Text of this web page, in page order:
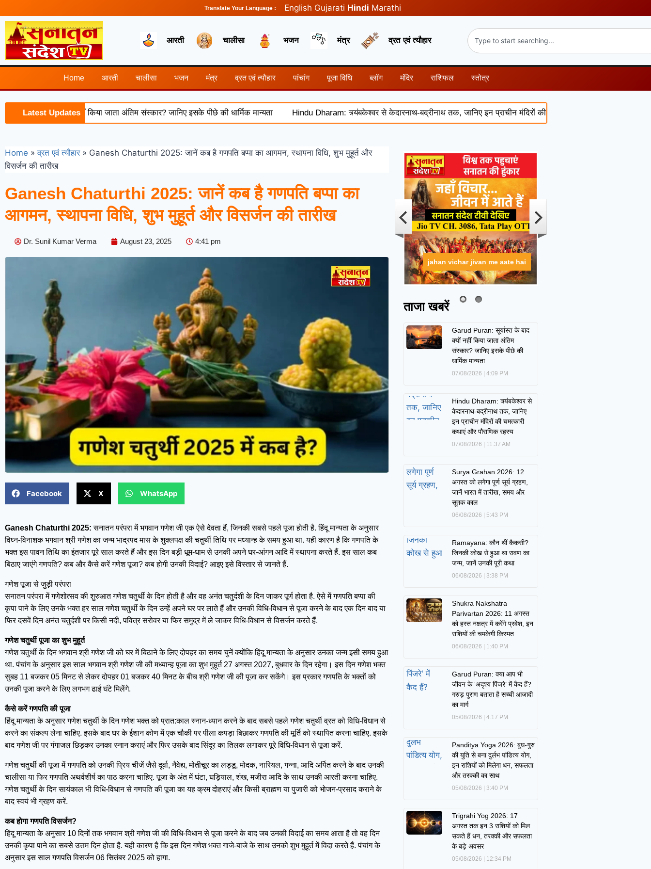
Translate Your Language : English Gujarati Hindi Marathi
आरती चालीसा भजन मंत्र व्रत एवं त्यौहार
Home आरती चालीसा भजन मंत्र व्रत एवं त्यौहार पांचांग पूजा विधि ब्लॉग मंदिर राशिफल स्तोत्र
Latest Updates
के बाद क्यों नहीं किया जाता अंतिम संस्कार? जानिए इसके पीछे की धार्मिक मान्यता Hindu Dharam: त्र्यंबकेश्वर से केदारनाथ-बद्रीनाथ तक, जानिए इन प्राचीन मंदिरों की चमत्कारी कथाएं और पौराणिक रहस्य
Home » व्रत एवं त्यौहार » Ganesh Chaturthi 2025: जानें कब है गणपति बप्पा का आगमन, स्थापना विधि, शुभ मुहूर्त और
विसर्जन की तारीख
Ganesh Chaturthi 2025: जानें कब है गणपति बप्पा का
आगमन, स्थापना विधि, शुभ मुहूर्त और विसर्जन की तारीख
Dr. Sunil Kumar Verma August 23, 2025 4:41 pm
Facebook X WhatsApp
Ganesh Chaturthi 2025: सनातन परंपरा में भगवान गणेश जी एक ऐसे देवता हैं, जिनकी सबसे पहले पूजा होती है. हिंदू मान्यता के अनुसार
विघ्न-विनाशक भगवान श्री गणेश का जन्म भाद्रपद मास के शुक्लपक्ष की चतुर्थी तिथि पर मध्यान्ह के समय हुआ था. यही कारण है कि गणपति के
भक्त इस पावन तिथि का इंतजार पूरे साल करते हैं और इस दिन बड़ी धूम-धाम से उनकी अपने घर-आंगन आदि में स्थापना करते हैं. इस साल कब
बिठाए जाएंगे गणपति? कब और कैसे करें गणेश पूजा? कब होगी उनकी विदाई? आइए इसे विस्तार से जानते हैं.
गणेश पूजा से जुड़ी परंपरा
सनातन परंपरा में गणेशोत्सव की शुरुआत गणेश चतुर्थी के दिन होती है और वह अनंत चतुर्दशी के दिन जाकर पूर्ण होता है. ऐसे में गणपति बप्पा की
कृपा पाने के लिए उनके भक्त हर साल गणेश चतुर्थी के दिन उन्हें अपने घर पर लाते हैं और उनकी विधि-विधान से पूजा करने के बाद एक दिन बाद या
फिर दसवें दिन अनंत चतुर्दशी पर किसी नदी, पवित्र सरोवर या फिर समुद्र में ले जाकर विधि-विधान से विसर्जन करते हैं.
गणेश चतुर्थी पूजा का शुभ मुहूर्त
गणेश चतुर्थी के दिन भगवान श्री गणेश जी को घर में बिठाने के लिए दोपहर का समय चुनें क्योंकि हिंदू मान्यता के अनुसार उनका जन्म इसी समय हुआ
था. पंचांग के अनुसार इस साल भगवान श्री गणेश जी की मध्यान्ह पूजा का शुभ मुहूर्त 27 अगस्त 2027, बुधवार के दिन रहेगा। इस दिन गणेश भक्त
सुबह 11 बजकर 05 मिनट से लेकर दोपहर 01 बजकर 40 मिनट के बीच श्री गणेश जी की पूजा कर सकेंगे। इस प्रकार गणपति के भक्तों को
उनकी पूजा करने के लिए लगभग ढाई घंटे मिलेंगे.
कैसे करें गणपति की पूजा
हिंदू मान्यता के अनुसार गणेश चतुर्थी के दिन गणेश भक्त को प्रात:काल स्नान-ध्यान करने के बाद सबसे पहले गणेश चतुर्थी व्रत को विधि-विधान से
करने का संकल्प लेना चाहिए. इसके बाद घर के ईशान कोण में एक चौकी पर पीला कपड़ा बिछाकर गणपति की मूर्ति को स्थापित करना चाहिए. इसके
बाद गणेश जी पर गंगाजल छिड़कर उनका स्नान कराएं और फिर उसके बाद सिंदूर का तिलक लगाकर पूरे विधि-विधान से पूजा करें.
गणेश चतुर्थी की पूजा में गणपति को उनकी प्रिय चीजें जैसे दूर्वा, नैवेद्य, मोतीचूर का लड्डू, मोदक, नारियल, गन्ना, आदि अर्पित करने के बाद उनकी
चालीसा या फिर गणपति अथर्वशीर्ष का पाठ करना चाहिए. पूजा के अंत में घंटा, घड़ियाल, शंख, मजीरा आदि के साथ उनकी आरती करना चाहिए.
गणेश चतुर्थी के दिन सायंकाल भी विधि-विधान से गणपति की पूजा का यह क्रम दोहराएं और किसी ब्राह्मण या पुजारी को भोजन-प्रसाद कराने के
बाद स्वयं भी ग्रहण करें.
कब होगा गणपति विसर्जन?
हिंदू मान्यता के अनुसार 10 दिनों तक भगवान श्री गणेश जी की विधि-विधान से पूजा करने के बाद जब उनकी विदाई का समय आता है तो वह​ दिन
उनकी कृपा पाने का सबसे उत्तम दिन होता है. यही कारण है कि इस दिन गणेश भक्त गाजे-बाजे के साथ उनको शुभ मुहूर्त में विदा करते हैं. पंचांग के
अनुसार इस साल गणपति विसर्जन 06 सितंबर 2025 को हागा.
jahan vichar jivan me aate hai
ताजा खबरें
Garud Puran: सूर्यास्त के बाद
क्यों नहीं किया जाता अंतिम
संस्कार? जानिए इसके पीछे की
धार्मिक मान्यता
07/08/2026 4:09 PM
Hindu Dharam: त्र्यंबकेश्वर से
केदारनाथ-बद्रीनाथ तक, जानिए
इन प्राचीन मंदिरों की चमत्कारी
कथाएं और पौराणिक रहस्य
07/08/2026 11:37 AM
Surya Grahan 2026: 12
अगस्त को लगेगा पूर्ण सूर्य ग्रहण,
जानें भारत में तारीख, समय और
सूतक काल
06/08/2026 5:43 PM
Ramayana: कौन थीं कैकसी?
जिनकी कोख से हुआ था रावण का
जन्म, जानें उनकी पूरी कथा
06/08/2026 3:38 PM
Shukra Nakshatra
Parivartan 2026: 11 अगस्त
को हस्त नक्षत्र में करेंगे प्रवेश, इन
राशियों की चमकेगी किस्मत
06/08/2026 1:40 PM
Garud Puran: क्या आप भी
जीवन के ‘अदृश्य पिंजरे’ में कैद हैं?
गरुड़ पुराण बताता है सच्ची आजादी
का मार्ग
05/08/2026 4:17 PM
Panditya Yoga 2026: बुध-गुरु
की युति से बना दुर्लभ पांडित्य योग,
इन राशियों को मिलेगा धन, सफलता
और तरक्की का साथ
05/08/2026 3:40 PM
Trigrahi Yog 2026: 17
अगस्त तक इन 3 राशियों को मिल
सकते हैं धन, तरक्की और सफलता
के बड़े अवसर
05/08/2026 12:34 PM